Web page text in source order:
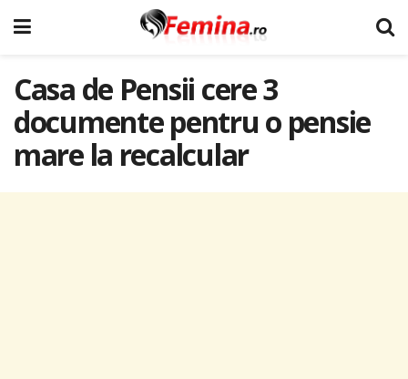
Casa de Pensii cere 3
documente pentru o pensie
mare la recalcular